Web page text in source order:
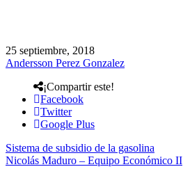
25 septiembre, 2018
Andersson Perez Gonzalez
¡Compartir este!
Facebook
Twitter
Google Plus
Sistema de subsidio de la gasolina
Nicolás Maduro – Equipo Económico II